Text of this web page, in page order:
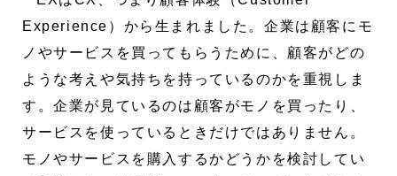
Experience）から生まれました。企業は顧客にモ
ノやサービスを買ってもらうために、顧客がどの
ような考えや気持ちを持っているのかを重視しま
す。企業が見ているのは顧客がモノを買ったり、
サービスを使っているときだけではありません。
モノやサービスを購入するかどうかを検討してい